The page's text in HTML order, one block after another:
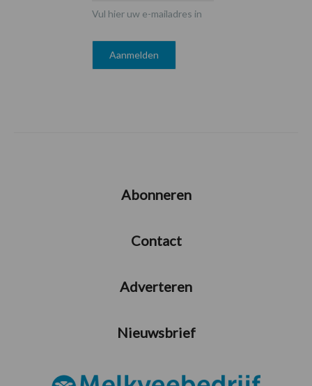
Vul hier uw e-mailadres in
Abonneren
Contact
Adverteren
Nieuwsbrief